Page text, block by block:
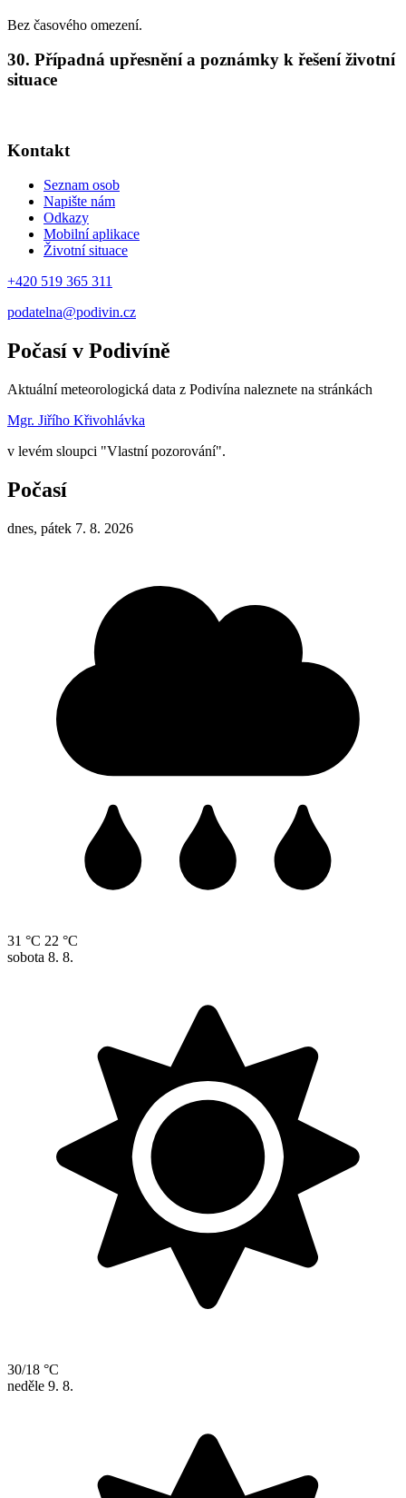
Bez časového omezení.
30. Případná upřesnění a poznámky k řešení životní
situace
Kontakt
Seznam osob
Napište nám
Odkazy
Mobilní aplikace
Životní situace
+420 519 365 311
podatelna@podivin.cz
Počasí v Podivíně
Aktuální meteorologická data z Podivína naleznete na stránkách
Mgr. Jiřího Křivohlávka
v levém sloupci "Vlastní pozorování".
Počasí
dnes, pátek 7. 8. 2026
31 °C 22 °C
sobota 8. 8.
30/18 °C
neděle 9. 8.